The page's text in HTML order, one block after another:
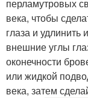
перламутровых
века, чтобы
глаза и удлинить
внешние углы
оконечности
или жидкой
века, затем